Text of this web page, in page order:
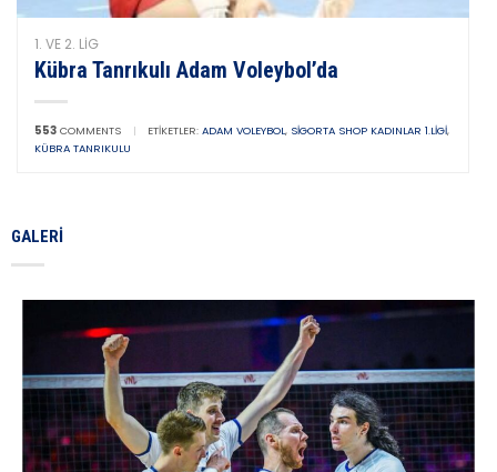
1. VE 2. LIG
Kübra Tanrıkulı Adam Voleybol’da
553 COMMENTS | ETIKETLER: ADAM VOLEYBOL, SIGORTA SHOP KADINLAR 1.LIGI,
KÜBRA TANRIKULU
GALERI